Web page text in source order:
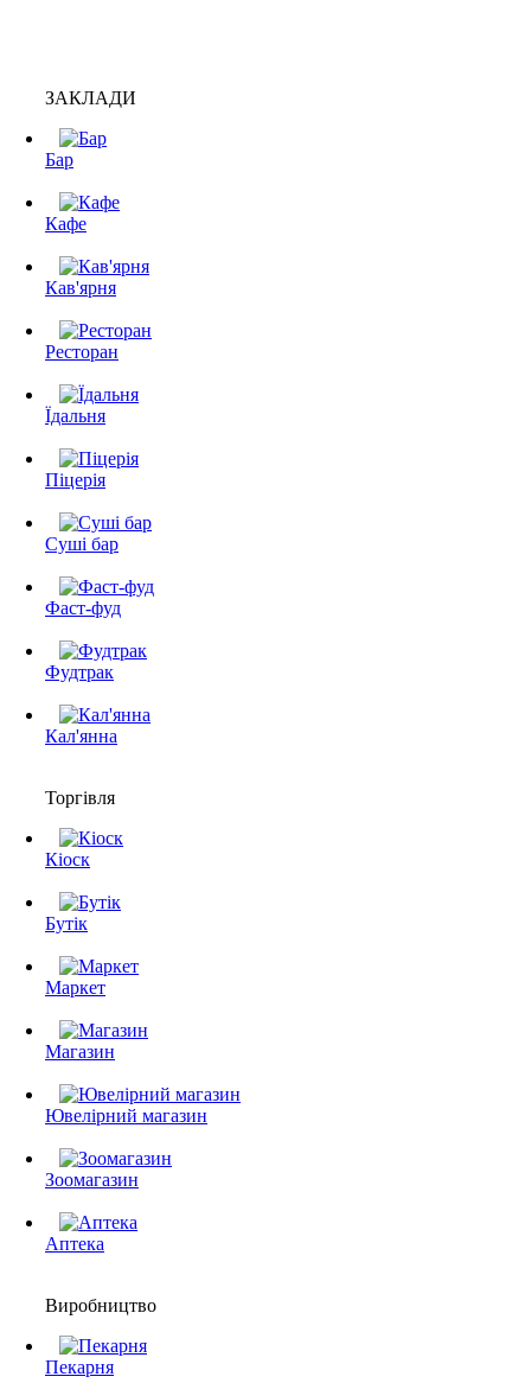
ЗАКЛАДИ
Бар
Кафе
Кав'ярня
Ресторан
Їдальня
Піцерія
Суші бар
Фаст-фуд
Фудтрак
Кал'янна
Торгівля
Кіоск
Бутік
Маркет
Магазин
Ювелірний магазин
Зоомагазин
Аптека
Виробництво
Пекарня